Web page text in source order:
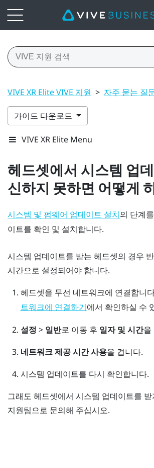
VIVE XR Elite VIVE 지원 > 자주 묻는 질
가이드 다운로드
VIVE XR Elite Menu
헤드셋에서 시스템 업
신하지 못하면 어떻게
시스템 및 펌웨어 업데이트 설치 의 단계
이트를 확인 및 설치합니다.
시스템 업데이트를 받는 헤드셋의 경우
시간으로 설정되어야 합니다.
헤드셋을 무선 네트워크에 연결합니
트워크에 연결하기 에서 확인하실 수
설정 > 일반로 이동 후 일자 및 시간을
네트워크 제공 시간 사용을 켭니다.
시스템 업데이트를 다시 확인합니다.
그래도 헤드셋에서 시스템 업데이트를
지원팀으로 문의해 주십시오.